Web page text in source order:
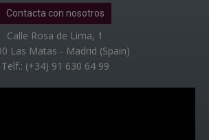
Contacta con nosotros
Calle Rosa de Lima, 1
Las Matas - Madrid (Spain)
Telf.: (+34) 91 630 64 99